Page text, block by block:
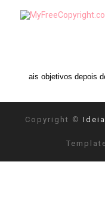
depois de
Copyright ©